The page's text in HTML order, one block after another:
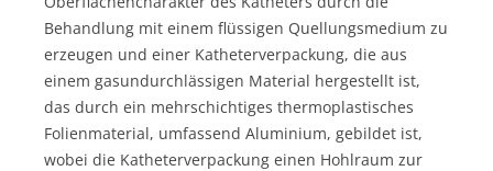
Behandlung mit einem flüssigen Quellungsmedium zu
erzeugen und einer Katheterverpackung, die aus
einem gasundurchlässigen Material hergestellt ist,
das durch ein mehrschichtiges thermoplastisches
Folienmaterial, umfassend Aluminium, gebildet ist,
wobei die Katheterverpackung einen Hohlraum zur